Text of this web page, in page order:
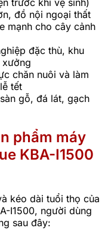
đồ nội ngoại thất
mạnh cho cây cảnh
đặc thù, khu
chăn nuôi và làm
tết
gỗ, đá lát, gạch
phẩm máy
KBA-I1500
kéo dài tuổi thọ của
I1500, người dùng
sau đây: